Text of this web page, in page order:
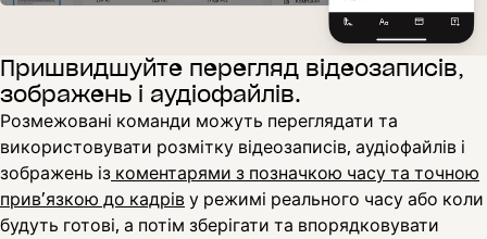
Пришвидшуйте перегляд відеозаписів,
зображень і аудіофайлів.
Розмежовані команди можуть переглядати та
використовувати розмітку відеозаписів, аудіофайлів і
зображень із коментарями з позначкою часу та точною
прив’язкою до кадрів у режимі реального часу або коли
будуть готові, а потім зберігати та впорядковувати